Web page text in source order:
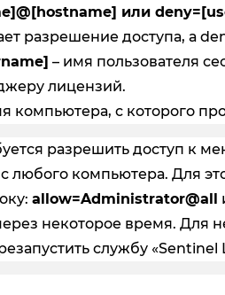
или
разрешение доступа, а
– имя пользователя
лицензий.
компьютера, с которого
разрешить доступ к
любого компьютера. Для
allow=Administrator@all
некоторое время.
службу «Sentinel